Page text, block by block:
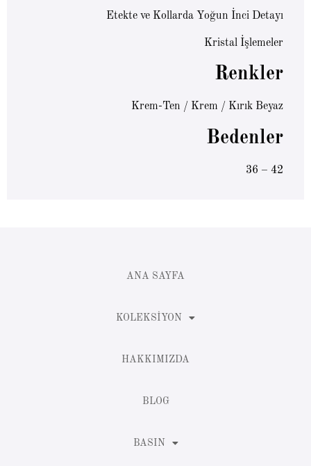
Etekte ve Kollarda Yoğun İnci Detayı
Kristal İşlemeler
Renkler
Krem-Ten / Krem / Kırık Beyaz
Bedenler
36 – 42
ANA SAYFA
KOLEKSIYON
HAKKIMIZDA
BLOG
BASIN